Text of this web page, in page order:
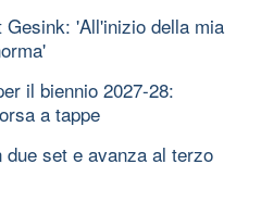
'All'inizio della mia
il biennio 2027-28:
a tappe
set e avanza al terzo